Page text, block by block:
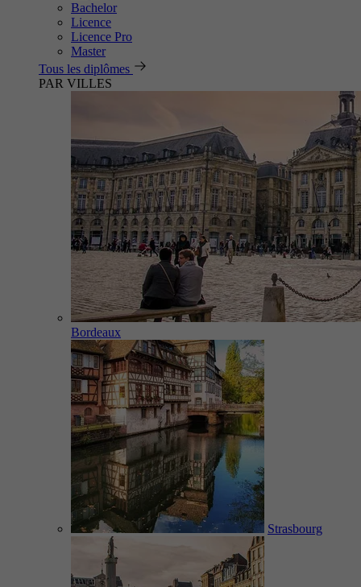
Bachelor
Licence
Licence Pro
Master
Tous les diplômes
PAR VILLES
Bordeaux
Strasbourg